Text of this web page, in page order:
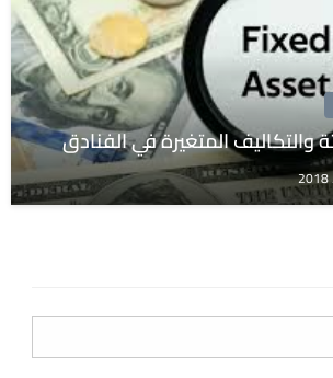
والتكاليف المتغيرة في الفنادق